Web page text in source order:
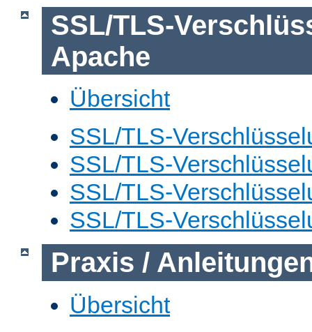
SSL/TLS-
Apache
Übersicht
SSL/TLS-
SSL/TLS-
SSL/TLS-
SSL/TLS-
Praxis /
Übersicht